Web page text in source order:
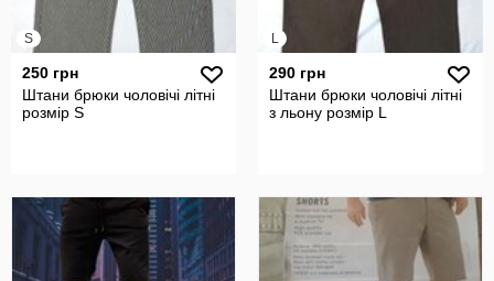
S
250 грн
Штани брюки чоловічі літні
розмір S
L
290 грн
Штани брюки чоловічі літні
з льону розмір L